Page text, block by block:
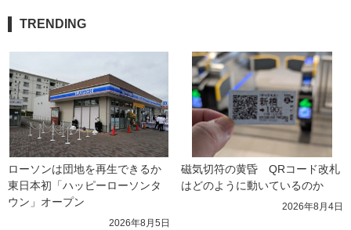
TRENDING
ローソンは団地を再生できるか
東日本初「ハッピーローソンタ
ウン」オープン
2026年8月5日
磁気切符の黄昏　QRコード改札
はどのように動いているのか
2026年8月4日